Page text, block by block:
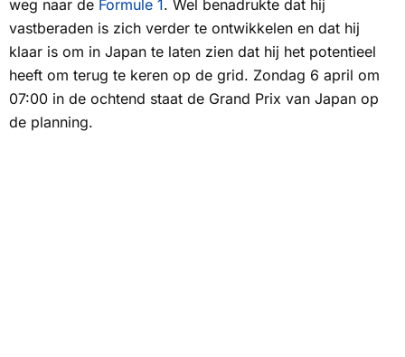
weg naar de Formule 1 . Wel benadrukte dat hij
vastberaden is zich verder te ontwikkelen en dat hij
klaar is om in Japan te laten zien dat hij het potentieel
heeft om terug te keren op de grid. Zondag 6 april om
07:00 in de ochtend staat de Grand Prix van Japan op
de planning.